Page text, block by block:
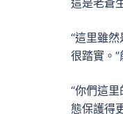
這是老蒼
“這里雖
很踏實。
“你們這
態保護得